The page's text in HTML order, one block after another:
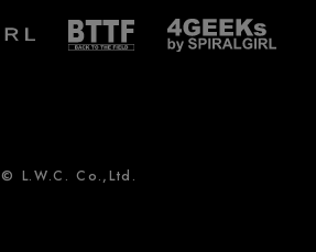
© L.W.C. Co.,Ltd.